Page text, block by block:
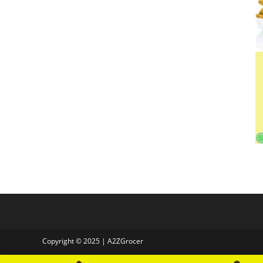
Copyright © 2025 | A2ZGrocer